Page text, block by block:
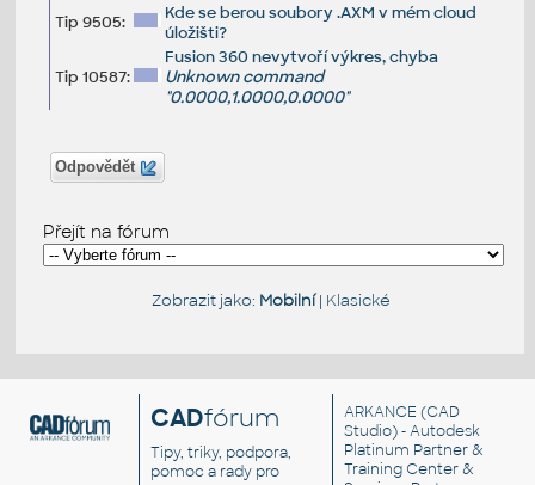
Tip 9505:
Kde se berou soubory .AXM v mém cloud
úložišti?
Tip 10587:
Fusion 360 nevytvoří výkres, chyba
Unknown command
"0.0000,1.0000,0.0000"
Odpovědět
Přejít na fórum
Zobrazit jako: Mobilní| Klasické
CADfórum
Tipy, triky, podpora,
pomoc a rady pro
ARKANCE (CAD
Studio) - Autodesk
Platinum Partner &
Training Center &